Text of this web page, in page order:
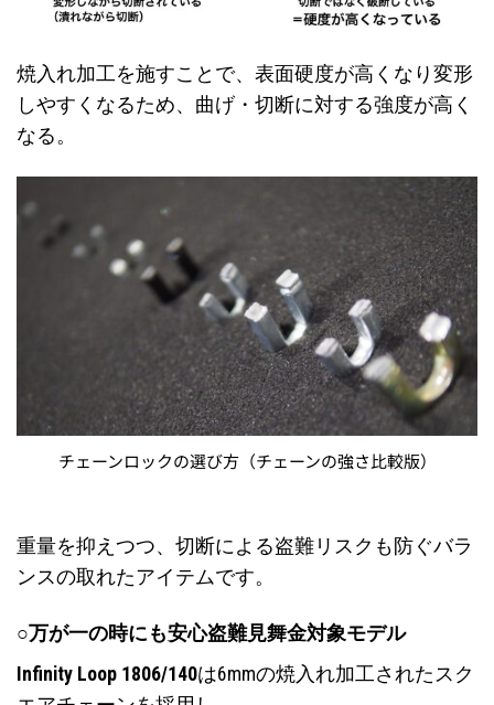
焼入れ加工を施すことで、表面硬度が高くなり変形
しやすくなるため、曲げ・切断に対する強度が高く
なる。
チェーンロックの選び方（チェーンの強さ比較版）
重量を抑えつつ、切断による盗難リスクも防ぐバラ
ンスの取れたアイテムです。
○万が一の時にも安心盗難見舞金対象モデル
Infinity Loop 1806/140は6mmの焼入れ加工されたスク